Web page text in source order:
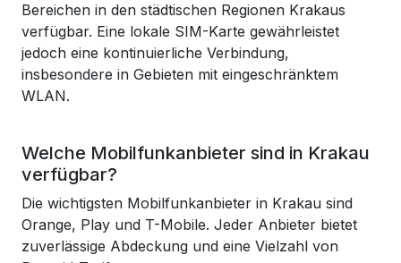
Bereichen in den städtischen Regionen Krakaus
verfügbar. Eine lokale SIM-Karte gewährleistet
jedoch eine kontinuierliche Verbindung,
insbesondere in Gebieten mit eingeschränktem
WLAN.
Welche Mobilfunkanbieter sind in Krakau
verfügbar?
Die wichtigsten Mobilfunkanbieter in Krakau sind
Orange, Play und T-Mobile. Jeder Anbieter bietet
zuverlässige Abdeckung und eine Vielzahl von